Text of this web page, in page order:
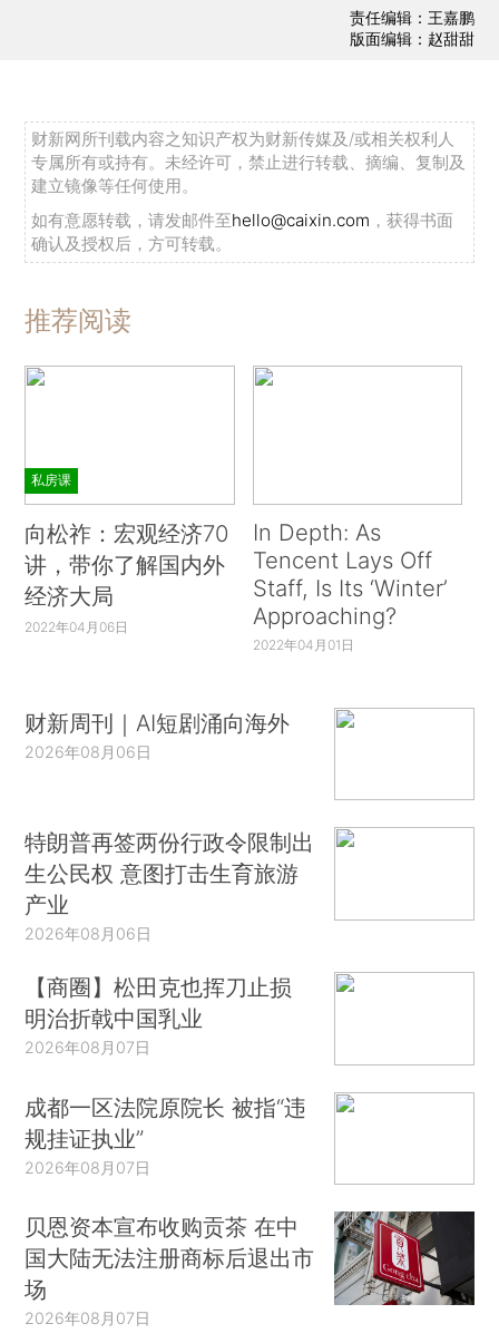
责任编辑：王嘉鹏
版面编辑：赵甜甜
财新网所刊载内容之知识产权为财新传媒及/或相关权利人
专属所有或持有。未经许可，禁止进行转载、摘编、复制及
建立镜像等任何使用。
如有意愿转载，请发邮件至hello@caixin.com ，获得书面
确认及授权后，方可转载。
推荐阅读
私房课
向松祚：宏观经济70
讲，带你了解国内外
经济大局
2022年04月06日
In Depth: As
Tencent Lays Off
Staff, Is Its ‘Winter’
Approaching?
2022年04月01日
财新周刊｜AI短剧涌向海外
2026年08月06日
特朗普再签两份行政令限制出
生公民权 意图打击生育旅游
产业
2026年08月06日
【商圈】松田克也挥刀止损
明治折戟中国乳业
2026年08月07日
成都一区法院原院长 被指“违
规挂证执业”
2026年08月07日
贝恩资本宣布收购贡茶 在中
国大陆无法注册商标后退出市
场
2026年08月07日